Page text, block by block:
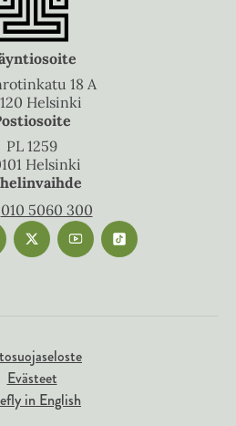
18 A
Helsinki
PL 1259
Helsinki
010 5060 300
Evästeet
in English